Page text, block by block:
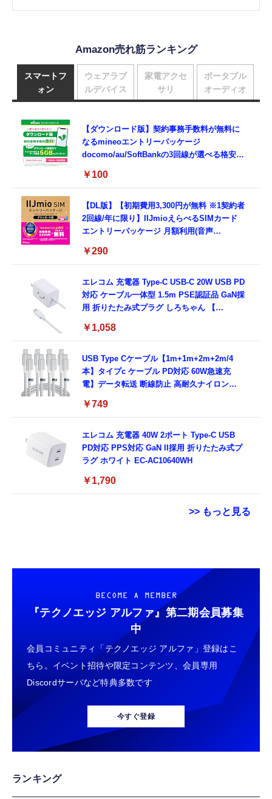
Amazon売れ筋ランキング
スマートフ
ォン
【ダウンロード版】契約事務手数料が無料に
なるmineoエントリーパッケージ
docomo/au/SoftBankの3回線が選べる格安
￥100
【DL版】【初期費用3,300円が無料 ※1契約者
2回線/年に限り】IIJmioえらべるSIMカード
エントリーパッケージ 月額利用(音声
プリペイド)[ドコモ回線]IM-B327
￥290
エレコム 充電器 Type-C USB-C 20W USB PD
対応 ケーブル一体型 1.5m PSE認証品 GaN採
用 折りたたみ式プラグ しろちゃん 【
￥1,058
USB Type Cケーブル【1m+1m+2m+2m/4
本】タイプc ケーブル PD対応 60W急速充
電】データ転送 断線防止 高耐久ナイロン
MacBook、iPad Pro/Air、Galaxy、Sony、
￥749
エレコム 充電器 40W 2ポート Type-C USB
PD対応 PPS対応 GaN II採用 折りたたみ式プ
ラグ ホワイト EC-AC10640WH
￥1,790
>> もっと見る
ウェアラブ
ルデバイス
ット 国産旭硝子素材】 用 ガーミン
FORERUNNER 70/170/170 Music フィルム
高透過率 超薄型 用 ガーミン Forerunner 170
液晶 保護フィルム 耐衝撃 全面保護 自動吸着
気泡なし 簡単貼り付け ( 対応 Forerunner
170 Music フィルム )
￥698
GARMIN(ガーミン) Venu 3 Black/Slate
AMOLEDディスプレイ搭載 美麗液晶スマート
ウォッチ 高性能GPS内蔵 【日本正規品】心
電図(ECG)アプリ対応モデル
￥47,691
Ray-Ban Meta スマートグラス WAYFARER
調光レンズ IPX4防水シャイニーブラック / グ
リーン 50mm 0RW4012
家電アクセ
サリ
電】データ転送 断線防止 高耐久ナイロン
iPhone 17/iPhone 16 /iPhone 15 /
MacBook、iPad Pro/Air、Galaxy、Sony、
Pixel Type C機種対応
￥749
ネックストラップ 携帯扇風機 首掛けストラッ
プ ハンディファン ストラップ 吊下げひも 首
掛け 長さ調節可能 (ホワイト 螺旋状)
￥999
エレコム 充電器 40W 2ポート Type-C USB
PD対応 PPS対応 GaN II採用 折りたたみ式プ
ラグ ホワイト EC-AC10640WH
ポータブル
オーディオ
用 折りたたみ式プラグ しろちゃん 【
iPhone16 15 等対応】 EC-AC6920WF
￥1,058
エレコム 充電器 Type-C USB-C 20W USB PD
対応 1ポート PSE認証品 GaN採用 折りたた
み式プラグ ホワイト 【 iPhone16 15 等対
応】 EC-AC6820WH
￥790
エレコム 充電器 45W 2ポート Type-C USB-A
USB PD対応 PPS対応 GaN II採用 折りたた
み式プラグ ホワイト EC-AC11045WH
BECOME A MEMBER
『テクノエッジ アルファ』 第二期会員募集
中
会員コミュニティ「テクノエッジ アルファ」登録はこ
ちら。イベント招待や限定コンテンツ、会員専用
Discordサーバなど特典多数です
今すぐ登録
ランキング